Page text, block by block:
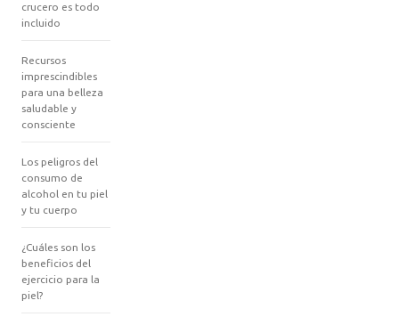
crucero es todo
incluido
Recursos
imprescindibles
para una belleza
saludable y
consciente
Los peligros del
consumo de
alcohol en tu piel
y tu cuerpo
¿Cuáles son los
beneficios del
ejercicio para la
piel?